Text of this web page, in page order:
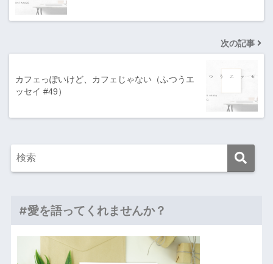
次の記事
カフェっぽいけど、カフェじゃない（ふつうエ
ッセイ #49）
#愛を語ってくれませんか？